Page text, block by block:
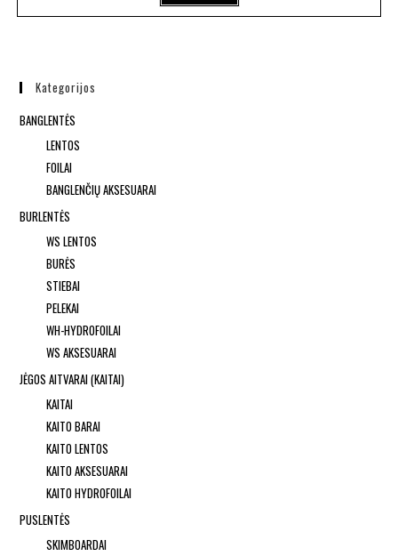
Kategorijos
BANGLENTĖS
LENTOS
FOILAI
BANGLENČIŲ AKSESUARAI
BURLENTĖS
WS LENTOS
BURĖS
STIEBAI
PELEKAI
WH-HYDROFOILAI
WS AKSESUARAI
JĖGOS AITVARAI (KAITAI)
KAITAI
KAITO BARAI
KAITO LENTOS
KAITO AKSESUARAI
KAITO HYDROFOILAI
PUSLENTĖS
SKIMBOARDAI